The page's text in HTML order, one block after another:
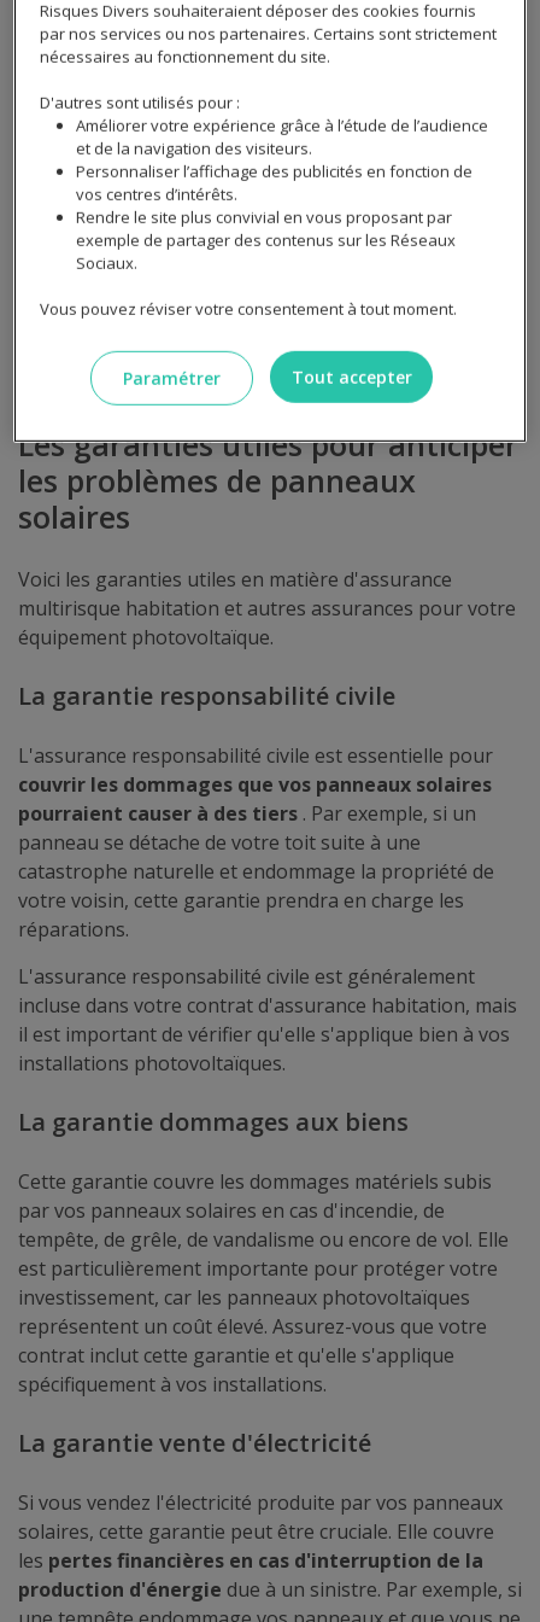
de panne prolongée.
Pour finir, vous pouvez vous assurer que votre contrat
actes de vandalisme, le départ d'incendie ou de
problème d'étanchéité.
Envie de réaliser des économies sur votre
Les garanties utiles pour anticiper
les problèmes de panneaux
solaires
Voici les garanties utiles en matière d'assurance
multirisque habitation et autres assurances pour votre
équipement photovoltaïque.
La garantie responsabilité civile
L'assurance responsabilité civile est essentielle pour
couvrir les dommages que vos panneaux solaires
pourraient causer à des tiers . Par exemple, si un
panneau se détache de votre toit suite à une
catastrophe naturelle et endommage la propriété de
votre voisin, cette garantie prendra en charge les
réparations.
L'assurance responsabilité civile est généralement
incluse dans votre contrat d'assurance habitation, mais
il est important de vérifier qu'elle s'applique bien à vos
installations photovoltaïques.
La garantie dommages aux biens
Cette garantie couvre les dommages matériels subis
par vos panneaux solaires en cas d'incendie, de
tempête, de grêle, de vandalisme ou encore de vol. Elle
est particulièrement importante pour protéger votre
investissement, car les panneaux photovoltaïques
représentent un coût élevé. Assurez-vous que votre
contrat inclut cette garantie et qu'elle s'applique
spécifiquement à vos installations.
La garantie vente d'électricité
Si vous vendez l'électricité produite par vos panneaux
solaires, cette garantie peut être cruciale. Elle couvre
les pertes financières en cas d'interruption de la
production d'énergie due à un sinistre. Par exemple, si
Risques Divers souhaiteraient déposer des cookies fournis
par nos services ou nos partenaires. Certains sont strictement
nécessaires au fonctionnement du site.
D'autres sont utilisés pour :
Améliorer votre expérience grâce à l’étude de l’audience
et de la navigation des visiteurs.
Personnaliser l’affichage des publicités en fonction de
vos centres d’intérêts.
Rendre le site plus convivial en vous proposant par
exemple de partager des contenus sur les Réseaux
Sociaux.
Vous pouvez réviser votre consentement à tout moment.
Tout accepter
Paramétrer